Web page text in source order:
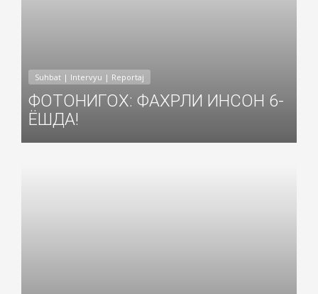
Suhbat | Intervyu | Reportaj
ФОТОНИГОХ: ФАХРЛИ ИНСОН 6-
ЁШДА!